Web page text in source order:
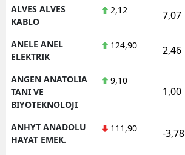
ALVES ALVES
KABLO
2,12 7,07
ANELE ANEL
ELEKTRIK
124,90 2,46
ANGEN ANATOLIA
TANI VE
BIYOTEKNOLOJI
9,10
1,00
ANHYT ANADOLU
HAYAT EMEK.
111,90 -3,78